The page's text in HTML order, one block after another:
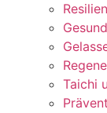
Taichi